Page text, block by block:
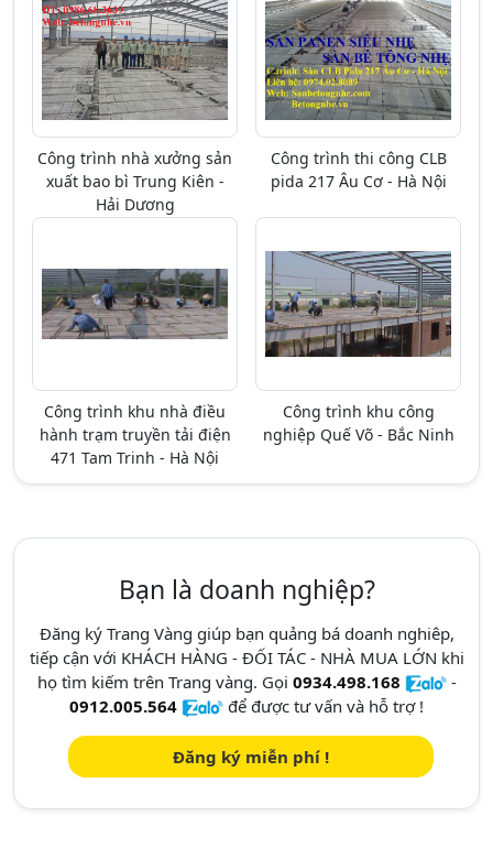
Công trình nhà xưởng sản
xuất bao bì Trung Kiên -
Hải Dương
Công trình thi công CLB
pida 217 Âu Cơ - Hà Nội
Công trình khu nhà điều
hành trạm truyền tải điện
471 Tam Trinh - Hà Nội
Công trình khu công
nghiệp Quế Võ - Bắc Ninh
Bạn là doanh nghiệp?
Đăng ký Trang Vàng giúp bạn quảng bá doanh nghiêp,
tiếp cận với KHÁCH HÀNG - ĐỐI TÁC - NHÀ MUA LỚN khi
họ tìm kiếm trên Trang vàng. Gọi 0934.498.168
-
0912.005.564
để được tư vấn và hỗ trợ !
Đăng ký miễn phí !